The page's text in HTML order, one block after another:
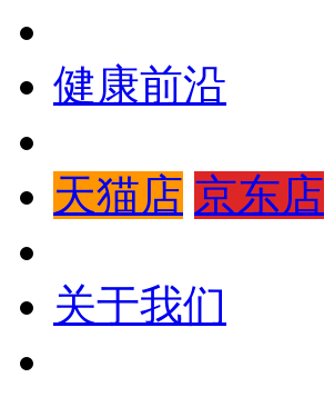
健康前沿
天猫店 京东店
关于我们